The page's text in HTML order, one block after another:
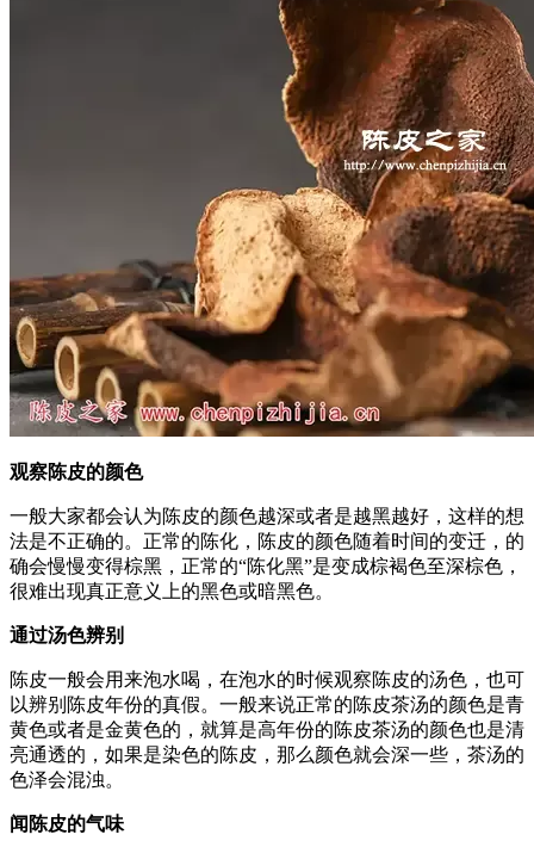
观察陈皮的颜色
一般大家都会认为陈皮的颜色越深或者是越黑越好，这样的想
法是不正确的。正常的陈化，陈皮的颜色随着时间的变迁，的
确会慢慢变得棕黑，正常的“陈化黑”是变成棕褐色至深棕色，
很难出现真正意义上的黑色或暗黑色。
通过汤色辨别
陈皮一般会用来泡水喝，在泡水的时候观察陈皮的汤色，也可
以辨别陈皮年份的真假。一般来说正常的陈皮茶汤的颜色是青
黄色或者是金黄色的，就算是高年份的陈皮茶汤的颜色也是清
亮通透的，如果是染色的陈皮，那么颜色就会深一些，茶汤的
色泽会混浊。
闻陈皮的气味